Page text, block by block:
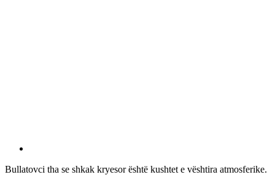
Bullatovci tha se shkak kryesor është kushtet e vështira atmosferike.